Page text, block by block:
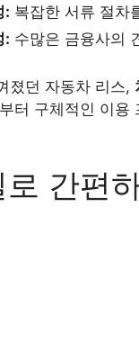
: 복잡한 서류 절차
: 수많은 금융사의
졌던 자동차 리스,
터 구체적인 이용
로 간편